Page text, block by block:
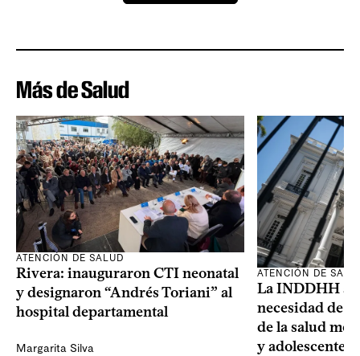
Más de Salud
ATENCIÓN DE SALUD
Rivera: inauguraron CTI neonatal
y designaron “Andrés Toriani” al
hospital departamental
Margarita Silva
ATENCIÓN DE
La INDDHH
necesidad de
de la salud
y adolescentes